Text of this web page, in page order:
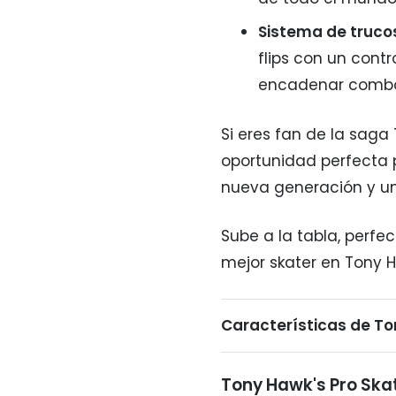
Sistema de
flips con un
encadenar
Si eres fan de la saga
oportunidad perfecta
nueva generación y
Sube a la tabla,
mejor skater en Tony
Características de
Tony Hawk's Pro